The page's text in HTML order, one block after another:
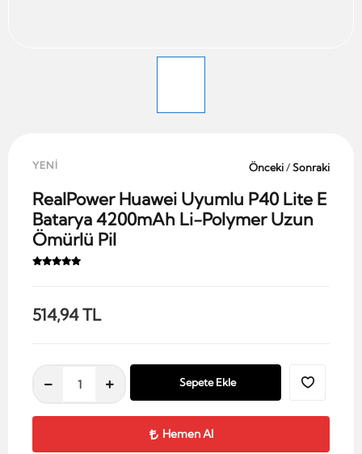
YENİ Önceki/Sonraki
RealPower Huawei Uyumlu P40 Lite E
Batarya 4200mAh Li-Polymer Uzun
Ömürlü Pil
514,94 TL
Sepete Ekle
Hemen Al